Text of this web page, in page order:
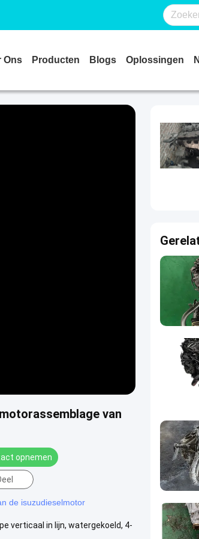
Ons Producten Blogs Oplossingen
van
opnemen
de isuzudieselmotor
verticaal in lijn, watergekoeld, 4-